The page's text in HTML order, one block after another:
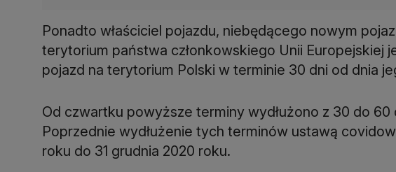
Ponadto właściciel pojazdu, niebędącego nowym
terytorium państwa członkowskiego Unii Europejskiej
pojazd na terytorium Polski w terminie 30 dni od dnia
Od czwartku powyższe terminy wydłużono z 30 do 60
Poprzednie wydłużenie tych terminów ustawą
roku do 31 grudnia 2020 roku.